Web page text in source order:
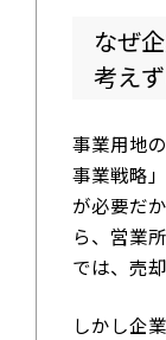
なぜ
考え
事業用地
事業戦略
が必要だ
ら、営業
では、売
しかし企